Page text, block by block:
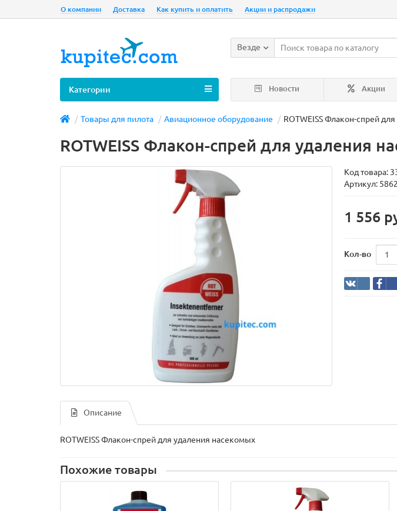
О компании Доставка Как купить и оплатить Акции и распродажи
Везде
Новости Акции
Категории
Товары для пилота Авиационное оборудование ROTWEISS Флакон-спрей
ROTWEISS Флакон-спрей для удаления
Код товара:
Артикул:
1 556
Кол-во
Описание
ROTWEISS Флакон-спрей для удаления насекомых
Похожие товары